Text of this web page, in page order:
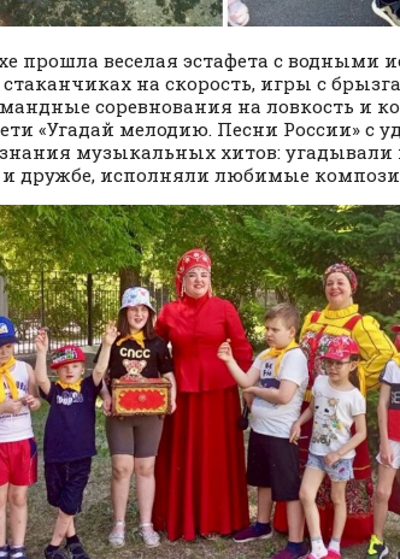
прошла веселая эстафета с водными
на скорость, игры с
соревнования на ловкость и
«Угадай мелодию. Песни России» с
музыкальных хитов: угадывали
и дружбе, исполняли любимые